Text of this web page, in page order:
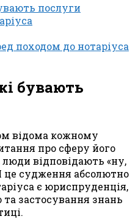
послуги
походом до нотаріуса
бувають
відома кожному
про сферу його
люди відповідають «ну,
це судження абсолютно
є юриспруденція,
застосування знань